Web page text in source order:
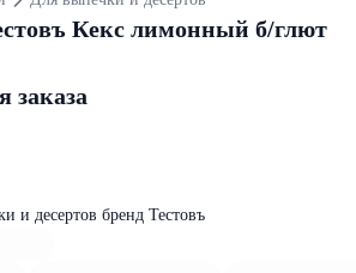
Кекс лимонный б/глют
заказа
и десертов бренд Тестовъ